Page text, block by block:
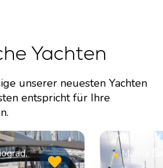
Yachten
unserer neuesten Yachten
entspricht für Ihre
Marina